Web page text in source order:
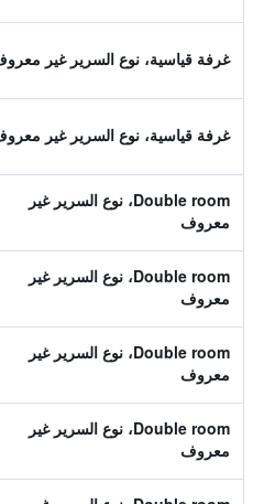
غرفة قياسية، نوع السرير غير
غرفة قياسية، نوع السرير غير
Double room، نوع السرير غير
معروف
Double room، نوع السرير غير
معروف
Double room، نوع السرير غير
معروف
Double room، نوع السرير غير
معروف